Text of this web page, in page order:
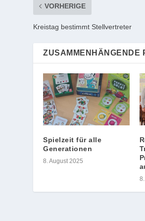
VORHERIGE
Kreistag bestimmt Stellvertreter
ZUSAMMENHÄNGENDE
Spielzeit für alle
Generationen
8. August 2025